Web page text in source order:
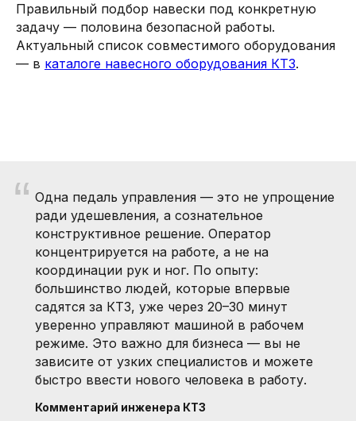
Правильный подбор навески под конкретную
задачу — половина безопасной работы.
Актуальный список совместимого оборудования
— в каталоге навесного оборудования КТЗ.
“ Одна педаль управления — это не упрощение
ради удешевления, а сознательное
конструктивное решение. Оператор
концентрируется на работе, а не на
координации рук и ног. По опыту:
большинство людей, которые впервые
садятся за КТЗ, уже через 20–30 минут
уверенно управляют машиной в рабочем
режиме. Это важно для бизнеса — вы не
зависите от узких специалистов и можете
быстро ввести нового человека в работу.
Комментарий инженера КТЗ